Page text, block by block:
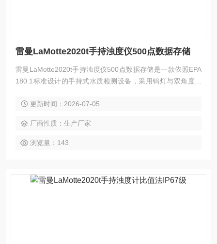
雷曼LaMotte2020t手持浊度仪500点数据存储
雷曼LaMotte2020t手持浊度仪500点数据存储是一款依照EPA
180.1标准设计的手持式水质检测设备，采用钨灯与双角度光
保低浊度样品的高分辨测量。IP67防水机身、自动量程切换与
追溯能力。
更新时间：2026-07-05
厂商性质：生产厂家
浏览量：143